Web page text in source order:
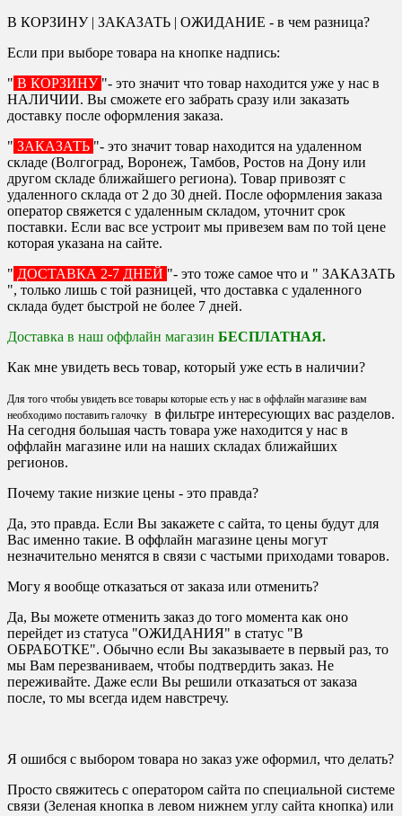
В КОРЗИНУ | ЗАКАЗАТЬ | ОЖИДАНИЕ - в чем разница?
Если при выборе товара на кнопке надпись:
" В КОРЗИНУ "- это значит что товар находится уже у нас в
НАЛИЧИИ. Вы сможете его забрать сразу или заказать
доставку после оформления заказа.
" ЗАКАЗАТЬ "- это значит товар находится на удаленном
складе (Волгоград, Воронеж, Тамбов, Ростов на Дону или
другом складе ближайшего региона). Товар привозят с
удаленного склада от 2 до 30 дней. После оформления заказа
оператор свяжется с удаленным складом, уточнит срок
поставки. Если вас все устроит мы привезем вам по той цене
которая указана на сайте.
" ДОСТАВКА 2-7 ДНЕЙ "- это тоже самое что и " ЗАКАЗАТЬ
", только лишь с той разницей, что доставка с удаленного
склада будет быстрой не более 7 дней.
Доставка в наш оффлайн магазин БЕСПЛАТНАЯ.
Как мне увидеть весь товар, который уже есть в наличии?
Для того чтобы увидеть все товары которые есть у нас в оффлайн магазине вам
необходимо поставить галочку в фильтре интересующих вас разделов.
На сегодня большая часть товара уже находится у нас в
оффлайн магазине или на наших складах ближайших
регионов.
Почему такие низкие цены - это правда?
Да, это правда. Если Вы закажете с сайта, то цены будут для
Вас именно такие. В оффлайн магазине цены могут
незначительно менятся в связи с частыми приходами товаров.
Могу я вообще отказаться от заказа или отменить?
Да, Вы можете отменить заказ до того момента как оно
перейдет из статуса "ОЖИДАНИЯ" в статус "В
ОБРАБОТКЕ". Обычно если Вы заказываете в первый раз, то
мы Вам перезваниваем, чтобы подтвердить заказ. Не
переживайте. Даже если Вы решили отказаться от заказа
после, то мы всегда идем навстречу.
Я ошибся с выбором товара но заказ уже оформил, что делать?
Просто свяжитесь с оператором сайта по специальной системе
связи (Зеленая кнопка в левом нижнем углу сайта кнопка) или